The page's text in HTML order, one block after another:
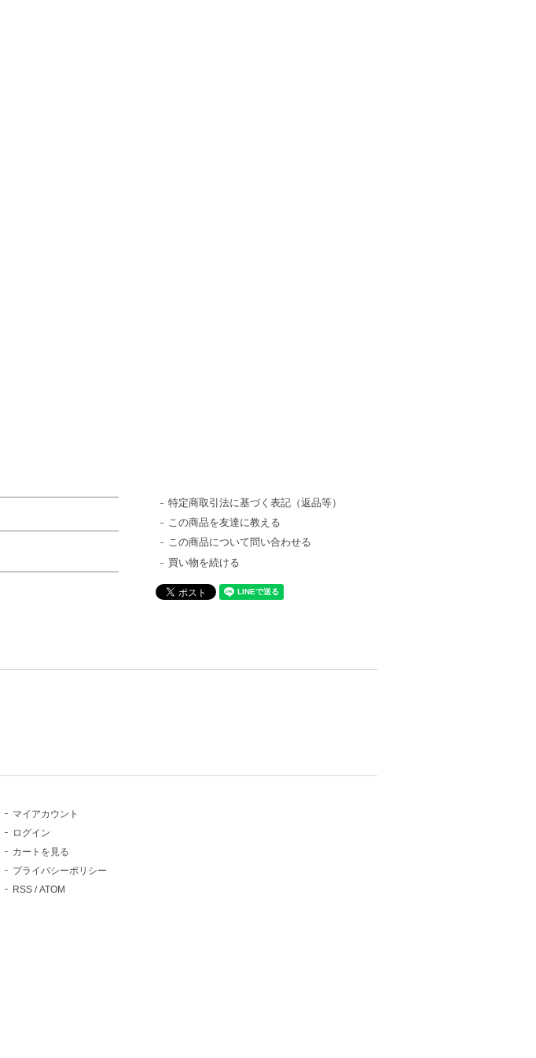
特定商取引法に基づく表記（返品等）
この商品を友達に教える
この商品について問い合わせる
買い物を続ける
マイアカウント
ログイン
カートを見る
プライバシーポリシー
RSS /ATOM